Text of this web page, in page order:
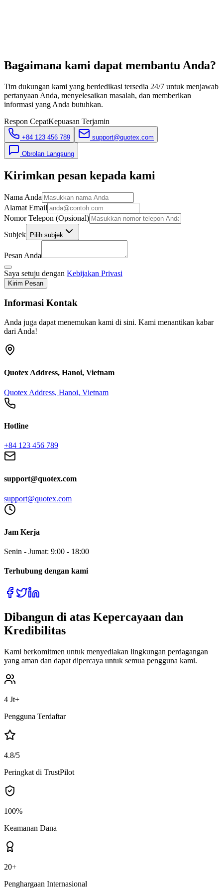
Bagaimana kami dapat membantu Anda?
Tim dukungan kami yang berdedikasi tersedia 24/7 untuk menjawab
pertanyaan Anda, menyelesaikan masalah, dan memberikan
informasi yang Anda butuhkan.
Respon CepatKepuasan Terjamin
+84 123 456 789 support@quotex.com
Obrolan Langsung
Kirimkan pesan kepada kami
Nama Anda
Alamat Email
Nomor Telepon (Opsional)
Subjek Pilih subjek
Pesan Anda
Saya setuju dengan Kebijakan Privasi
Kirim Pesan
Informasi Kontak
Anda juga dapat menemukan kami di sini. Kami menantikan kabar
dari Anda!
Quotex Address, Hanoi, Vietnam
Quotex Address, Hanoi, Vietnam
Hotline
+84 123 456 789
support@quotex.com
support@quotex.com
Jam Kerja
Senin - Jumat: 9:00 - 18:00
Terhubung dengan kami
Dibangun di atas Kepercayaan dan
Kredibilitas
Kami berkomitmen untuk menyediakan lingkungan perdagangan
yang aman dan dapat dipercaya untuk semua pengguna kami.
4 Jt+
Pengguna Terdaftar
4.8/5
Peringkat di TrustPilot
100%
Keamanan Dana
20+
Penghargaan Internasional